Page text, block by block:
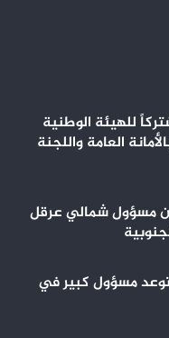
للهيئة الوطنية
العامة واللجنة
مسؤول شمالي عرقل
مسؤول كبير في